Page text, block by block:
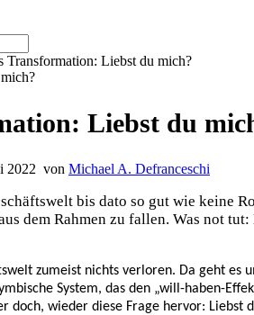
Transformation: Liebst du mich?
Liebst du
2022 von Michael A. Defranceschi
bis dato so gut wie keine
dem Rahmen zu fallen. Was not
zumeist nichts verloren. Da geht es
System, das den „will-haben-
doch, wieder diese Frage hervor: Liebst